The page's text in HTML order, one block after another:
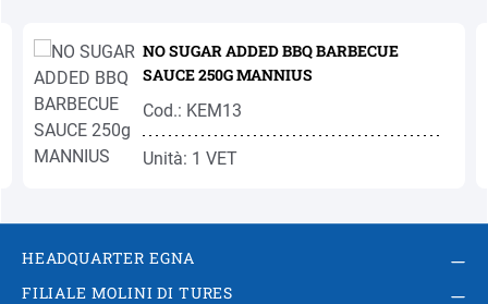
NO SUGAR ADDED BBQ BARBECUE
SAUCE 250G MANNIUS
Cod.: KEM13
Unità: 1 VET
HEADQUARTER EGNA
FILIALE MOLINI DI TURES